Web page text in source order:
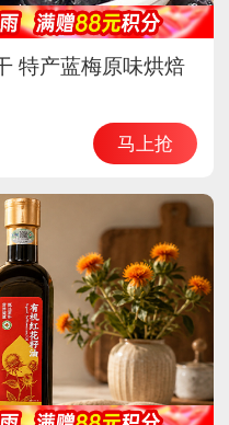
袋 蓝莓果干 特产蓝梅原味烘焙
马上抢